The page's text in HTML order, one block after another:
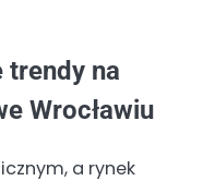
trendy na
Wrocławiu
a rynek